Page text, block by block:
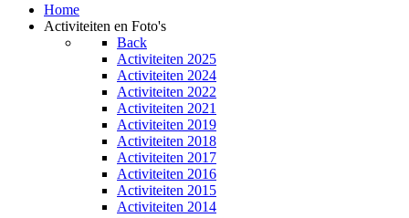
Home
Activiteiten en Foto's
Back
Activiteiten 2025
Activiteiten 2024
Activiteiten 2022
Activiteiten 2021
Activiteiten 2019
Activiteiten 2018
Activiteiten 2017
Activiteiten 2016
Activiteiten 2015
Activiteiten 2014